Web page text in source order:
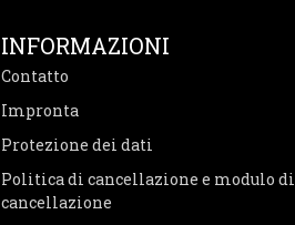
INFORMAZIONI
Contatto
Impronta
Protezione dei dati
Politica di cancellazione e modulo di
cancellazione